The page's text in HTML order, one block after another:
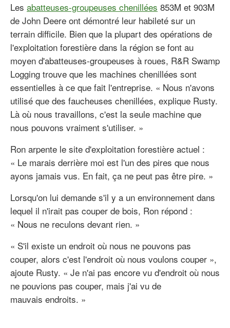
Les abatteuses-groupeuses chenillées 853M et 903M
de John Deere ont démontré leur habileté sur un
terrain difficile. Bien que la plupart des opérations de
l'exploitation forestière dans la région se font au
moyen d'abatteuses-groupeuses à roues, R&R Swamp
Logging trouve que les machines chenillées sont
essentielles à ce que fait l'entreprise. « Nous n'avons
utilisé que des faucheuses chenillées, explique Rusty.
Là où nous travaillons, c'est la seule machine que
nous pouvons vraiment s'utiliser. »
Ron arpente le site d'exploitation forestière actuel :
« Le marais derrière moi est l'un des pires que nous
ayons jamais vus. En fait, ça ne peut pas être pire. »
Lorsqu'on lui demande s'il y a un environnement dans
lequel il n'irait pas couper de bois, Ron répond :
« Nous ne reculons devant rien. »
« S'il existe un endroit où nous ne pouvons pas
couper, alors c'est l'endroit où nous voulons couper »,
ajoute Rusty. « Je n'ai pas encore vu d'endroit où nous
ne pouvions pas couper, mais j'ai vu de
mauvais endroits. »